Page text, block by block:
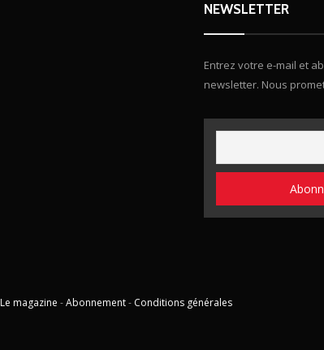
NEWSLETTER
Entrez votre e-mail et
newsletter. Nous
Le magazine -Abonnement- Conditions générales